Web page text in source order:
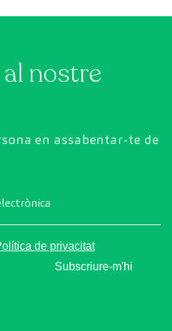
tot el que has de saber
nostre
en assabentar-te de
de privacitat
Subscriure-m'hi